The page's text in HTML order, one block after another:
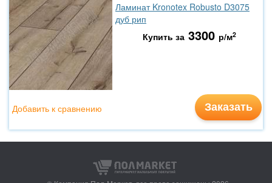
Ламинат Kronotex Robusto D3075
дуб рип
Купить за 3300 р/м2
Заказать
Добавить к сравнению